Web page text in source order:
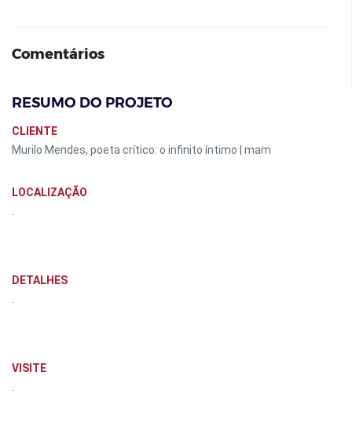
Comentários
RESUMO DO PROJETO
CLIENTE
Murilo Mendes, poeta crítico: o infinito íntimo | mam
LOCALIZAÇÃO
DETALHES
VISITE